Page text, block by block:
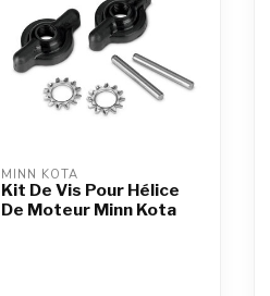
MINN KOTA
Kit De Vis Pour Hélice
De Moteur Minn Kota